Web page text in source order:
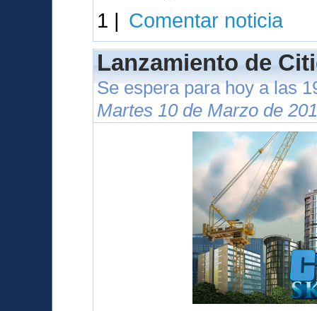
1 | Comentar noticia
Lanzamiento de
Se espera para hoy a las
Martes 10 de Marzo de